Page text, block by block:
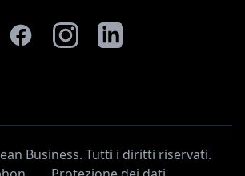
Business. Tutti i diritti riservati.